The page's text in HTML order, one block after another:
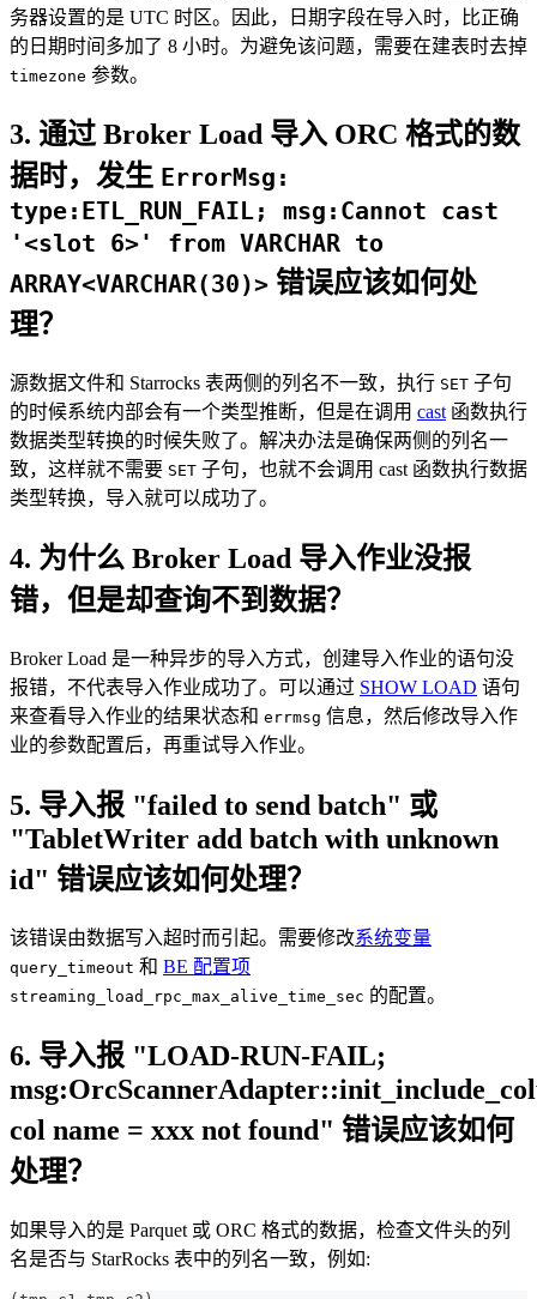
务器设置的是 UTC 时区。因此，日期字段在导入时，比正确
的日期时间多加了 8 小时。为避免该问题，需要在建表时去掉
timezone 参数。
3. 通过 Broker Load 导入 ORC 格式的数
据时，发生 ErrorMsg:
type:ETL_RUN_FAIL; msg:Cannot cast
'<slot 6>' from VARCHAR to
ARRAY<VARCHAR(30)> 错误应该如何处
理？
源数据文件和 Starrocks 表两侧的列名不一致，执行 SET 子句
的时候系统内部会有一个类型推断，但是在调用 cast 函数执行
数据类型转换的时候失败了。解决办法是确保两侧的列名一
致，这样就不需要 SET 子句，也就不会调用 cast 函数执行数据
类型转换，导入就可以成功了。
4. 为什么 Broker Load 导入作业没报
错，但是却查询不到数据？
Broker Load 是一种异步的导入方式，创建导入作业的语句没
报错，不代表导入作业成功了。可以通过 SHOW LOAD 语句
来查看导入作业的结果状态和 errmsg 信息，然后修改导入作
业的参数配置后，再重试导入作业。
5. 导入报 "failed to send batch" 或
"TabletWriter add batch with unknown
id" 错误应该如何处理？
该错误由数据写入超时而引起。需要修改系统变量
query_timeout 和 BE 配置项
streaming_load_rpc_max_alive_time_sec 的配置。
6. 导入报 "LOAD-RUN-FAIL;
col name = xxx not found" 错误应该如何
处理？
如果导入的是 Parquet 或 ORC 格式的数据，检查文件头的列
名是否与 StarRocks 表中的列名一致，例如: